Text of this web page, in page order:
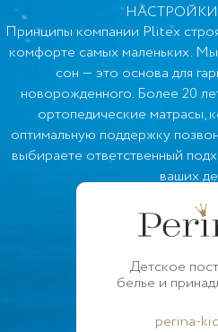
НАСТРОЙКИ
Принципы компании Plitex
комфорте самых маленьких.
сон — это основа для
новорожденного. Более 20
ортопедические матрасы,
оптимальную поддержку
выбираете ответственный
ваших
Детское
белье и
perina-